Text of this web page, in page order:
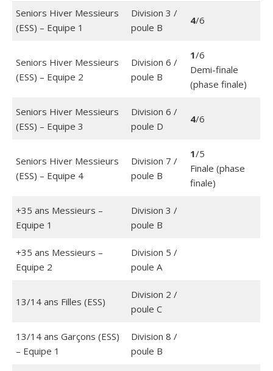
Seniors Hiver Messieurs
(ESS) – Equipe 1
Division 3 /
poule B
4/6
Seniors Hiver Messieurs
(ESS) – Equipe 2
Division 6 /
poule B
1/6
Demi-finale
(phase finale)
Seniors Hiver Messieurs
(ESS) – Equipe 3
Division 6 /
poule D
4/6
Seniors Hiver Messieurs
(ESS) – Equipe 4
Division 7 /
poule B
1/5
Finale (phase
finale)
+35 ans Messieurs –
Equipe 1
Division 3 /
poule B
+35 ans Messieurs –
Equipe 2
Division 5 /
poule A
13/14 ans Filles (ESS)
Division 2 /
poule C
13/14 ans Garçons (ESS)
– Equipe 1
Division 8 /
poule B